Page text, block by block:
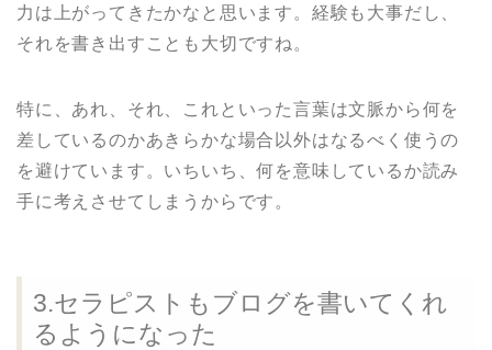
力は上がってきたかなと思います。経験も大事だし、
それを書き出すことも大切ですね。
特に、あれ、それ、これといった言葉は文脈から何を
差しているのかあきらかな場合以外はなるべく使うの
を避けています。いちいち、何を意味しているか読み
手に考えさせてしまうからです。
3.セラピストもブログを書いてくれ
るようになった